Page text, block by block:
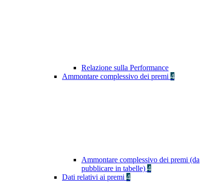
Relazione sulla Performance
Ammontare complessivo dei premi 4
Ammontare complessivo dei premi (da
pubblicare in tabelle) 4
Dati relativi ai premi 4